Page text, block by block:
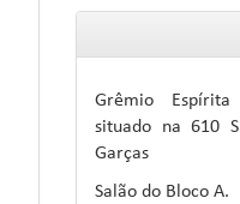
Grêmio
situado na 610
Garças
Salão do Bloco A.